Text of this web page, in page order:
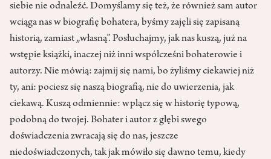
siebie nie odnaleźć. Domyślamy się też, że również sam autor
wciąga nas w biografię bohatera, byśmy zajęli się zapisaną
historią, zamiast „własną”. Posłuchajmy, jak nas kuszą, już na
wstępie książki, inaczej niż inni współcześni bohaterowie i
autorzy. Nie mówią: zajmij się nami, bo żyliśmy ciekawiej niż
ty, ani: pociesz się naszą biografią, nie do uwierzenia, jak
ciekawą. Kuszą odmiennie: wplącz się w historię typową,
podobną do twojej. Bohater i autor z głębi swego
doświadczenia zwracają się do nas, jeszcze
niedoświadczonych, tak jak mówiło się dawno temu, kiedy